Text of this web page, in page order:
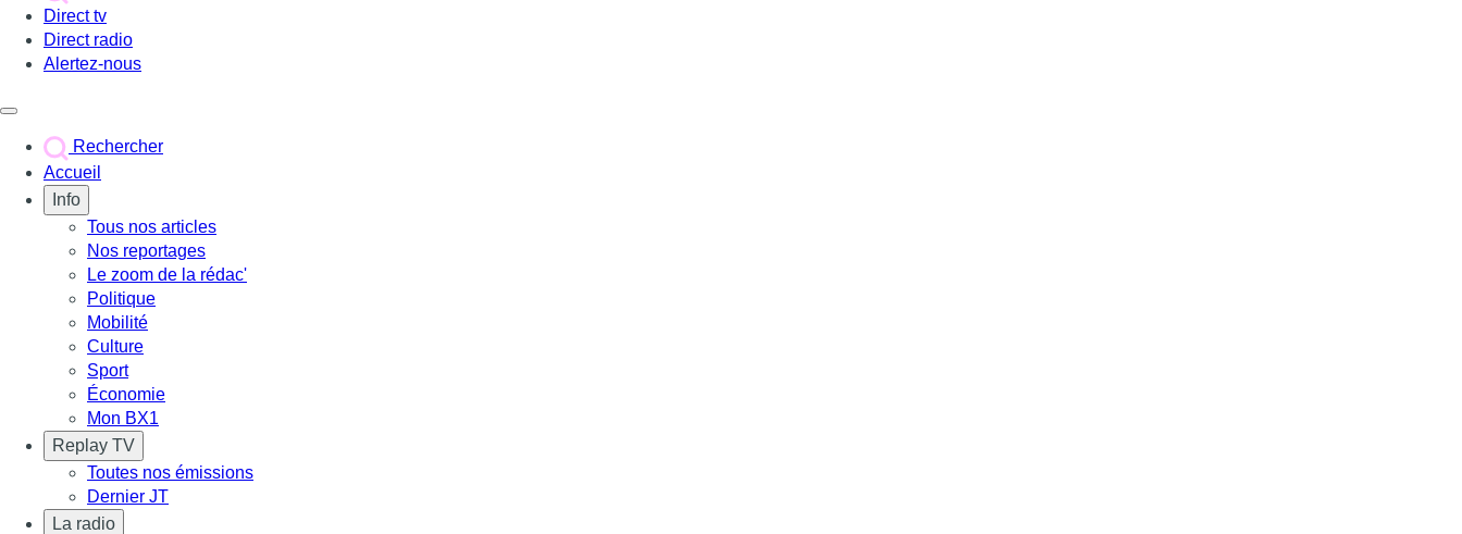
Direct tv
Direct radio
Alertez-nous
Rechercher
Accueil
Info
Tous nos articles
Nos reportages
Le zoom de la rédac'
Politique
Mobilité
Culture
Sport
Économie
Mon BX1
Replay TV
Toutes nos émissions
Dernier JT
La radio